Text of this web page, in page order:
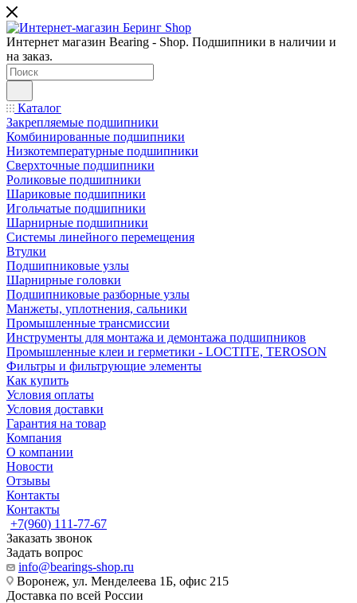
Интернет магазин Bearing - Shop. Подшипники в наличии и
на заказ.
Каталог
Закрепляемые подшипники
Комбинированные подшипники
Низкотемпературные подшипники
Сверхточные подшипники
Роликовые подшипники
Шариковые подшипники
Игольчатые подшипники
Шарнирные подшипники
Системы линейного перемещения
Втулки
Подшипниковые узлы
Шарнирные головки
Подшипниковые разборные узлы
Манжеты, уплотнения, сальники
Промышленные трансмиссии
Инструменты для монтажа и демонтажа подшипников
Промышленные клеи и герметики - LOCTITE, TEROSON
Фильтры и фильтрующие элементы
Как купить
Условия оплаты
Условия доставки
Гарантия на товар
Компания
О компании
Новости
Отзывы
Контакты
Контакты
+7(960) 111-77-67
Заказать звонок
Задать вопрос
info@bearings-shop.ru
Воронеж, ул. Менделеева 1Б, офис 215
Доставка по всей России